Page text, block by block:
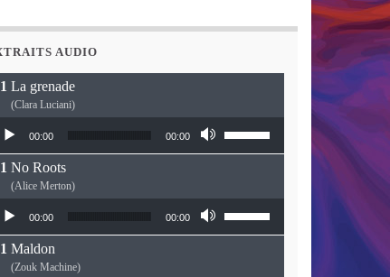
AUDIO
La grenade
(Clara Luciani)
audio
00:00 00:00
Utilisez les flèches haut/
No Roots
(Alice Merton)
audio
00:00 00:00
Utilisez les flèches haut/
Maldon
(Zouk Machine)